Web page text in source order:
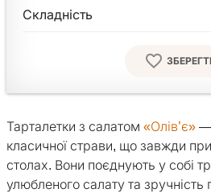
Складність
Тарталетки з салатом «Олів’є» —
класичної страви, що завжди
столах. Вони поєднують у собі
улюбленого салату та зручність